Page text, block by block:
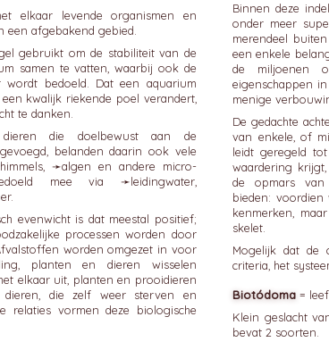
elkaar levende organismen en
afgebakend gebied.
gebruikt om de stabiliteit van de
samen te vatten, waarbij ook de
wordt bedoeld. Dat een aquarium
kwalijk riekende poel verandert,
te danken.
die doelbewust aan de
belanden daarin ook vele
, ➛algen en andere micro-
mee via ➛leidingwater,
evenwicht is dat meestal positief;
processen worden door
worden omgezet in voor
planten en dieren wisselen
elkaar uit, planten en prooidieren
die zelf weer sterven en
relaties vormen deze biologische
Binnen deze
onder meer
merendeel
een enkele
de miljoenen
eigenschappen
menige
De gedachte
van enkele, of
leidt geregeld
waardering
de opmars
bieden: voordien
kenmerken,
skelet.
Mogelijk dat de
criteria, het
Biotódoma =
bevat 2 soorten.